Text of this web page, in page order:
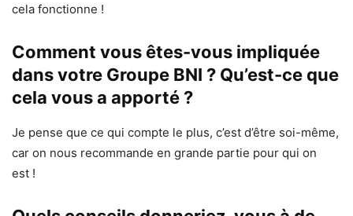
cela fonctionne !
Comment vous êtes-vous impliquée
dans votre Groupe BNI ? Qu’est-ce que
cela vous a apporté ?
Je pense que ce qui compte le plus, c’est d’être soi-même,
car on nous recommande en grande partie pour qui on
est !